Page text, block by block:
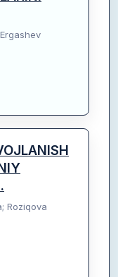
Roziqova